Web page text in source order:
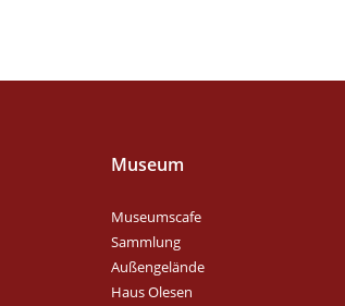
Museum
Museumscafe
Sammlung
Außengelände
Haus Olesen